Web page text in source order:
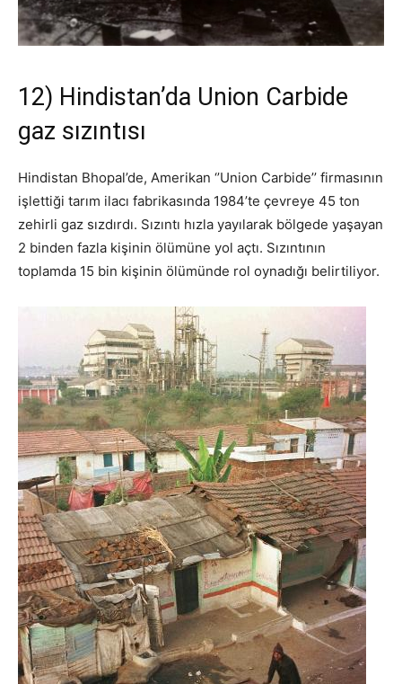
12) Hindistan’da Union Carbide
gaz sızıntısı
Hindistan Bhopal’de, Amerikan ‘’Union Carbide’’ firmasının
işlettiği tarım ilacı fabrikasında 1984’te çevreye 45 ton
zehirli gaz sızdırdı. Sızıntı hızla yayılarak bölgede yaşayan
2 binden fazla kişinin ölümüne yol açtı. Sızıntının
toplamda 15 bin kişinin ölümünde rol oynadığı belirtiliyor.